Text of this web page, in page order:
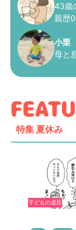
43歳
親歴
小栗
母と
特集 夏休み
子どもの成長